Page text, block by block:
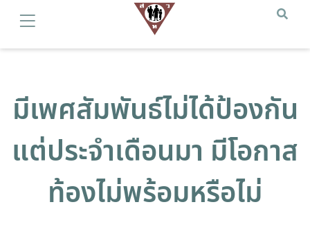
มีเพศสัมพันธ์ไม่ได้ป้องกัน
แต่ประจำเดือนมา มีโอกาส
ท้องไม่พร้อมหรือไม่